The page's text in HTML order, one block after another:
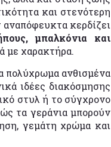
και στενότερη
κερδίζει
μπαλκόνια και
με χαρακτήρα.
πολύχρωμα ανθισμένα
ιδέες διακόσμησης
στυλ ή το σύγχρονο
τα γεράνια μπορούν
γεμάτη χρώμα και